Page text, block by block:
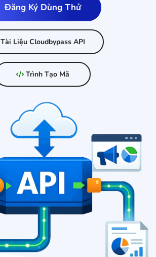
Đăng Ký Dùng Thử
Tài Liệu Cloudbypass API
Trình Tạo Mã